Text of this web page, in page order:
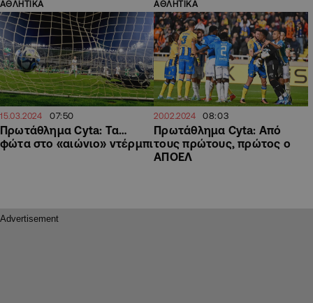
ΑΘΛΗΤΙΚΑ
15.03.2024 07:50
Πρωτάθλημα Cyta: Τα…
φώτα στο «αιώνιο» ντέρμπι
ΑΘΛΗΤΙΚΑ
20.02.2024 08:03
Πρωτάθλημα Cyta: Από
τους πρώτους, πρώτος ο
ΑΠΟΕΛ